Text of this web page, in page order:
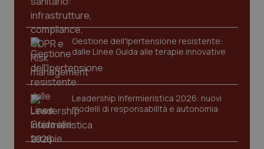
Gestione dell'Ipertensione resistente:
dalle Linee Guida alle terapie innovative
Leadership Infermieristica 2026: nuovi
modelli di responsabilità e autonomia
protette del sito. Il sito web non è in grado di
funzionare correttamente senza questi cookie.
Nome
VISITOR_PRIVACY_METADATA
YouTube
.youtube.com